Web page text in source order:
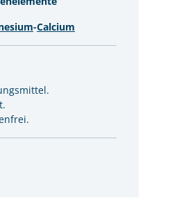
-Calcium